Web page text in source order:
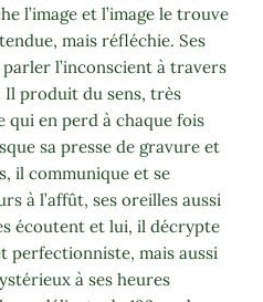
l’image et l’image le trouve
mais réfléchie. Ses
l’inconscient à travers
Il produit du sens, très
qui en perd à chaque fois
sa presse de gravure et
il communique et se
à l’affût, ses oreilles aussi
écoutent et lui, il décrypte
perfectionniste, mais aussi
à ses heures